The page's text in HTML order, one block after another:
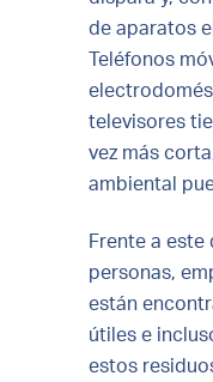
de aparatos
Teléfonos
televisores
vez más
ambiental
Frente a este
personas,
están
útiles e
estos